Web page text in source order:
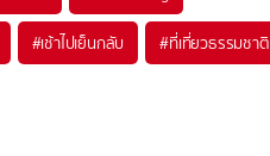
#เช้าไปเย็นกลับ #ที่เที่ยวธรรมชาติ